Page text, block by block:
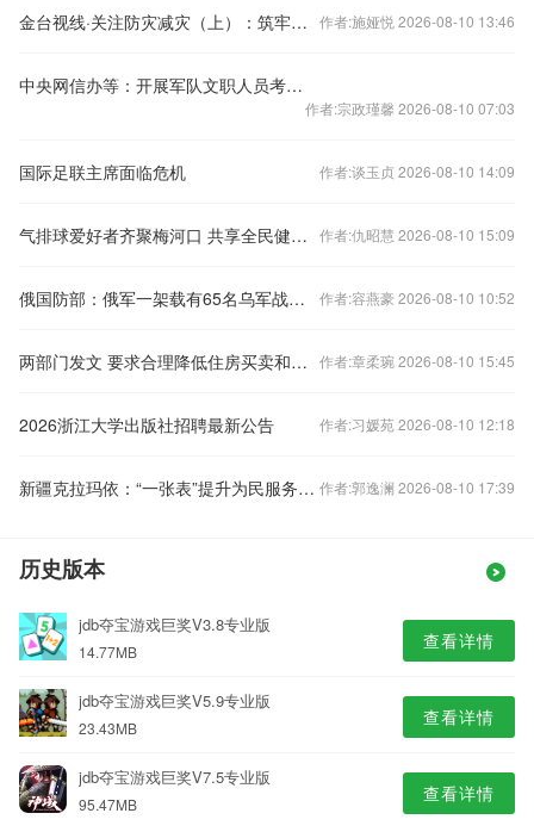
金台视线·关注防灾减灾（上）：筑牢底线思维 增强防灾意识 作者:施娅悦 2026-08-10 13:46
中央网信办等：开展军队文职人员考试培训专项整治
作者:宗政瑾馨 2026-08-10 07:03
国际足联主席面临危机 作者:谈玉贞 2026-08-10 14:09
气排球爱好者齐聚梅河口 共享全民健身盛宴 作者:仇昭慧 2026-08-10 15:09
俄国防部：俄军一架载有65名乌军战俘的运输机在别尔哥罗德州坠毁 作者:容燕豪 2026-08-10 10:52
两部门发文 要求合理降低住房买卖和租赁经纪服务费用 作者:章柔琬 2026-08-10 15:45
2026浙江大学出版社招聘最新公告 作者:习媛苑 2026-08-10 12:18
新疆克拉玛依：“一张表”提升为民服务质效 作者:郭逸澜 2026-08-10 17:39
历史版本
jdb夺宝游戏巨奖V3.8专业版
14.77MB 查看详情
jdb夺宝游戏巨奖V5.9专业版
23.43MB 查看详情
jdb夺宝游戏巨奖V7.5专业版
95.47MB 查看详情